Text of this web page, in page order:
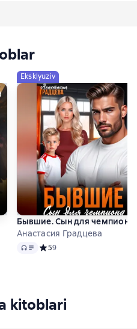
464 оценок
Eksklyuziv
Бывшие. Сын для чемпиона
Анастасия Градцева
Audio Средний рейтинг 5 на
59
kitoblari